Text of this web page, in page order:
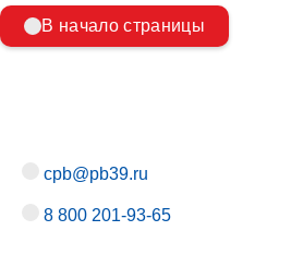
В начало страницы
cpb@pb39.ru
8 800 201-93-65